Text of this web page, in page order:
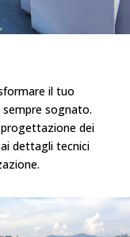
il tuo
sognato.
dei
dettagli tecnici